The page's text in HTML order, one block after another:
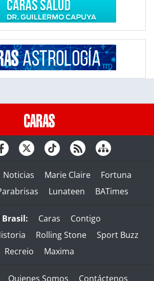
Noticias Marie Claire
Fortuna
Lunateen BATimes
Caras
Contigo
Rolling Stone
Sport Buzz
Recreio
Maxima
Quienes Somos Contáctenos